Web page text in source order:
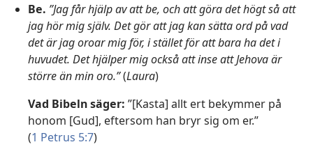
Be. ”Jag får hjälp av att be, och att göra det högt så att
jag hör mig själv. Det gör att jag kan sätta ord på vad
det är jag oroar mig för, i stället för att bara ha det i
huvudet. Det hjälper mig också att inse att Jehova är
större än min oro.”(Laura)
Vad Bibeln säger: ”[Kasta] allt ert bekymmer på
honom [Gud], eftersom han bryr sig om er.”
(1 Petrus 5:7)